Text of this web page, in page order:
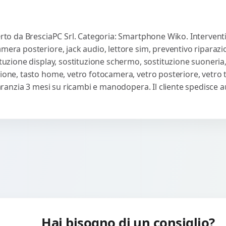
da BresciaPC Srl. Categoria: Smartphone Wiko.
posteriore, jack audio, lettore sim, preventivo
display, sostituzione schermo, sostituzione
tasto home, vetro fotocamera, vetro posteriore,
3 mesi su ricambi e manodopera. Il cliente spedisce